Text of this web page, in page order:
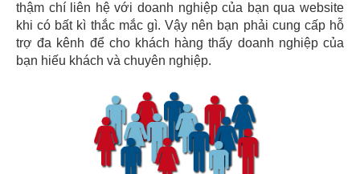
thậm chí liên hệ với doanh nghiệp của bạn qua website
khi có bất kì thắc mắc gì. Vậy nên bạn phải cung cấp hỗ
trợ đa kênh để cho khách hàng thấy doanh nghiệp của
bạn hiếu khách và chuyên nghiệp.